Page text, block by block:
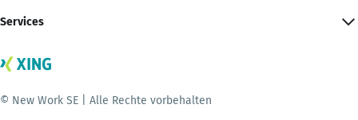
Services
© New Work SE | Alle Rechte vorbehalten